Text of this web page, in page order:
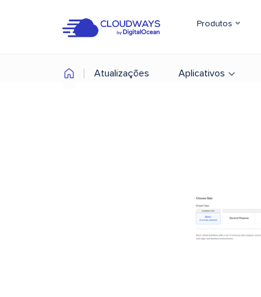
Produtos
Atualizações Aplicativos